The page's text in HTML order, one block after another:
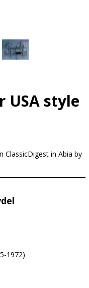
USA style
ClassicDigest in Abia by
1972)